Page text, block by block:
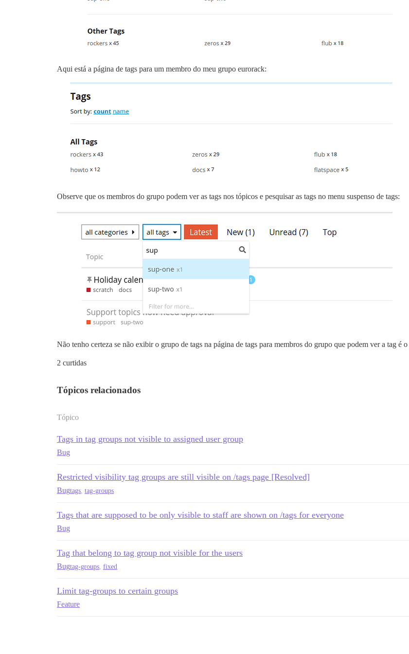
Aqui está a página de tags para um membro do meu grupo eurorack:
Observe que os membros do grupo podem ver as tags nos tópicos e pesquisar as tags no menu suspenso de tags:
Não tenho certeza se não exibir o grupo de tags na página de tags para membros do grupo que podem ver a tag é
2 curtidas
Tópicos relacionados
Tópico
Tags in tag groups not visible to assigned user group
Bug
Restricted visibility tag groups are still visible on /tags page [Resolved]
Bugtags tag-groups
Tags that are supposed to be only visible to staff are shown on /tags for everyone
Bug
Tag that belong to tag group not visible for the users
Bugtag-groups fixed
Limit tag-groups to certain groups
Feature